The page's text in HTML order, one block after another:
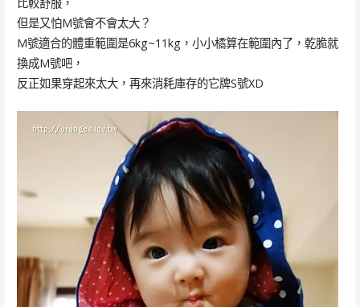
比較舒服，
但是又怕M號會不會太大？
M號適合的體重範圍是6kg~11kg，小小橘算在範圍內了，乾脆就
換成M號吧，
反正如果穿起來太大，再來消耗庫存的它牌S號XD